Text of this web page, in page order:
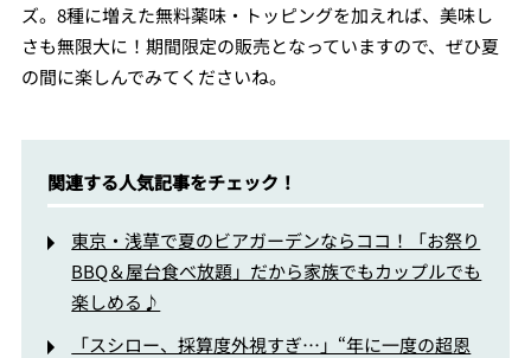
ズ。8種に増えた無料薬味・トッピングを加えれば、美味し
さも無限大に！期間限定の販売となっていますので、ぜひ夏
の間に楽しんでみてくださいね。
関連する人気記事をチェック！
東京・浅草で夏のビアガーデンならココ！「お祭り
BBQ＆屋台食べ放題」だから家族でもカップルでも
楽しめる♪
「スシロー、採算度外視すぎ…」“年に一度の超恩